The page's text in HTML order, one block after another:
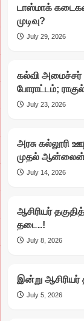
டாஸ்மாக்
முடிவு?
July 29, 2026
கல்வி அமைச்சர்
போராட்டம்;
July 23, 2026
அரசு கல்லூரி
முதல்
July 14, 2026
ஆசிரியர்
தடை..!
July 8, 2026
இன்று ஆசிரியர்
July 5, 2026